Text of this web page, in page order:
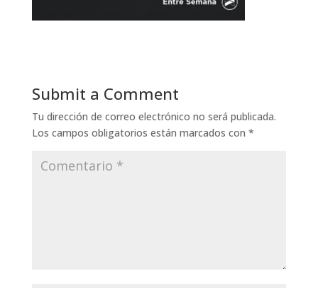
Submit a Comment
Tu dirección de correo electrónico no será publicada.
Los campos obligatorios están marcados con *